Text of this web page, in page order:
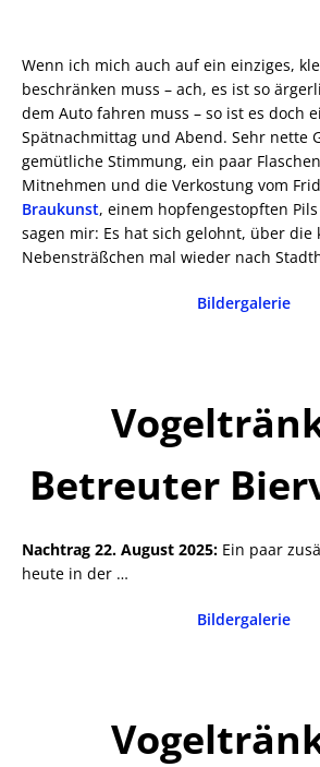
Wenn ich mich auch auf ein einziges,
beschränken muss – ach, es ist so
dem Auto fahren muss – so ist es doch
Spätnachmittag und Abend. Sehr nette
gemütliche Stimmung, ein paar
Mitnehmen und die Verkostung vom
Braukunst, einem hopfengestopften
sagen mir: Es hat sich gelohnt, über die
Nebensträßchen mal wieder nach
Bildergalerie
Betreuter
Nachtrag 22. August 2025: Ein paar
heute in der …
Bildergalerie